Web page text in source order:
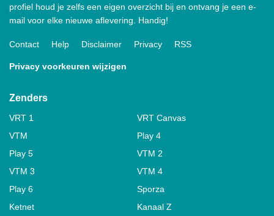
profiel houd je zelfs een eigen overzicht bij en ontvang je een e-
mail voor elke nieuwe aflevering. Handig!
Contact Help Disclaimer Privacy RSS
Privacy voorkeuren wijzigen
Zenders
VRT 1
VRT Canvas
VTM
Play 4
Play 5
VTM 2
VTM 3
VTM 4
Play 6
Sporza
Ketnet
Kanaal Z